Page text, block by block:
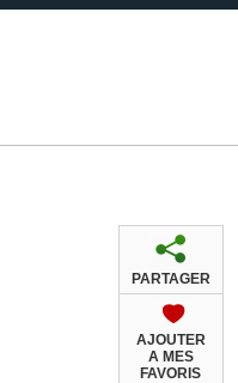
PARTAGER
AJOUTER
A MES
FAVORIS